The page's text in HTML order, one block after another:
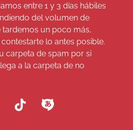
entre 1 y 3 días hábiles
del volumen de
un poco más,
lo antes posible.
carpeta de spam por si
a la carpeta de no